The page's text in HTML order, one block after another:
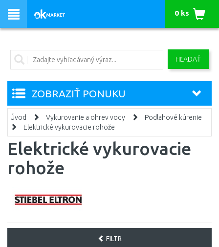
HĽADAŤ
0 ks
ZOBRAZIŤ PONUKU
Úvod Vykurovanie a ohrev vody
Podlahové kúrenie
Elektrické vykurovacie rohože
Elektrické vykurovacie
rohože
FILTR